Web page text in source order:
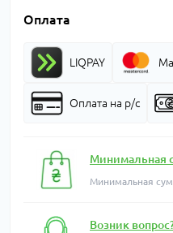
Оплата
LIQPAY
Оплата на р/с
Минимальная
Минимальная
Возник